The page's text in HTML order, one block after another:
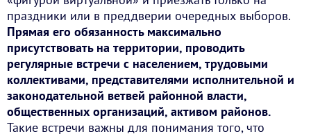
праздники или в преддверии очередных выборов.
Прямая его обязанность максимально
присутствовать на территории, проводить
регулярные встречи с населением, трудовыми
коллективами, представителями исполнительной и
законодательной ветвей районной власти,
общественных организаций, активом районов.
Такие встречи важны для понимания того, что